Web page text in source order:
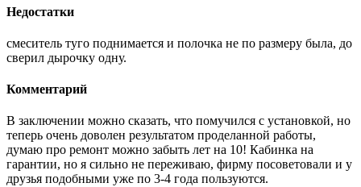
Недостатки
смеситель туго поднимается и полочка не по размеру была, до
сверил дырочку одну.
Комментарий
В заключении можно сказать, что помучился с установкой, но
теперь очень доволен результатом проделанной работы,
думаю про ремонт можно забыть лет на 10! Кабинка на
гарантии, но я сильно не переживаю, фирму посоветовали и у
друзья подобными уже по 3-4 года пользуются.